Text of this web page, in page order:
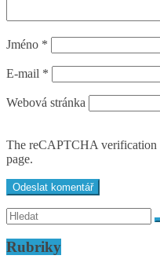
Jméno *
E-mail *
Webová stránka
The reCAPTCHA verification
page.
Rubriky